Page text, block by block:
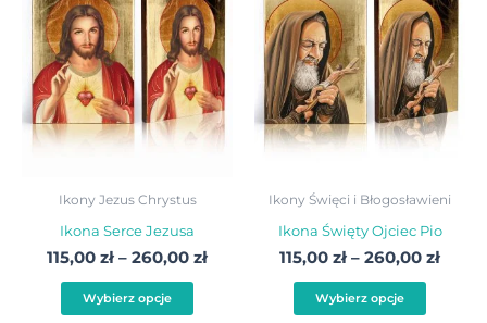
Ikony Jezus Chrystus
Ikona Serce Jezusa
115,00 zł – 260,00 zł
od
115,00 zł
do
260,00 zł
Wybierz opcje
produkt
ma
wiele
wariantów.
Opcje
wybrać
stronie
produktu
Ikony Święci i Błogosławieni
Ikona Święty Ojciec Pio
115,00 zł – 260,00 zł
od
do
Wybierz opcje
ma
wiele
Opcje
na